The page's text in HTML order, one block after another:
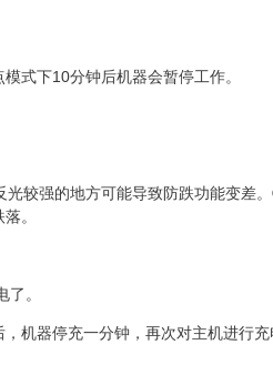
模式下10分钟后机器会暂停工作。
较强的地方可能导致防跌功能变差
。
。
机器停充一分钟，再次对主机进行充